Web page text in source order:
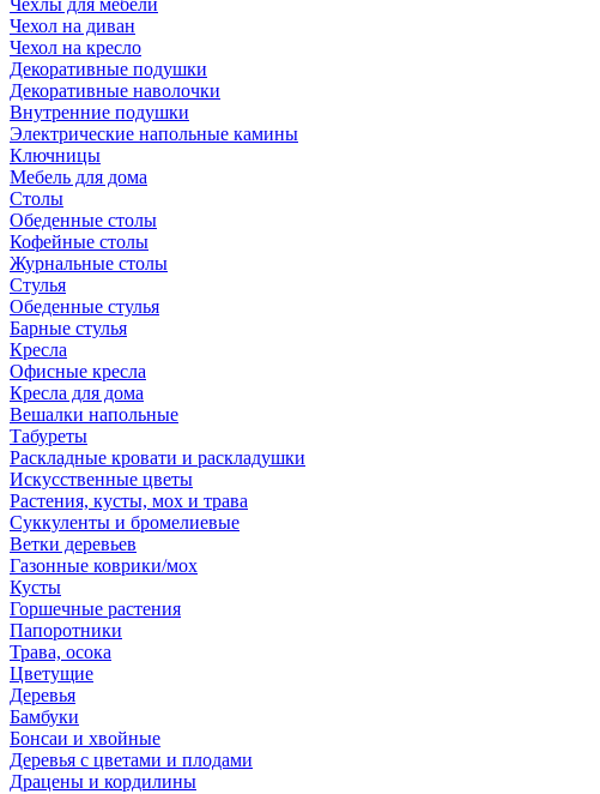
Чехлы для мебели
Чехол на диван
Чехол на кресло
Декоративные подушки
Декоративные наволочки
Внутренние подушки
Электрические напольные камины
Ключницы
Мебель для дома
Столы
Обеденные столы
Кофейные столы
Журнальные столы
Стулья
Обеденные стулья
Барные стулья
Кресла
Офисные кресла
Кресла для дома
Вешалки напольные
Табуреты
Раскладные кровати и раскладушки
Искусственные цветы
Растения, кусты, мох и трава
Суккуленты и бромелиевые
Ветки деревьев
Газонные коврики/мох
Кусты
Горшечные растения
Папоротники
Трава, осока
Цветущие
Деревья
Бамбуки
Бонсаи и хвойные
Деревья с цветами и плодами
Драцены и кордилины